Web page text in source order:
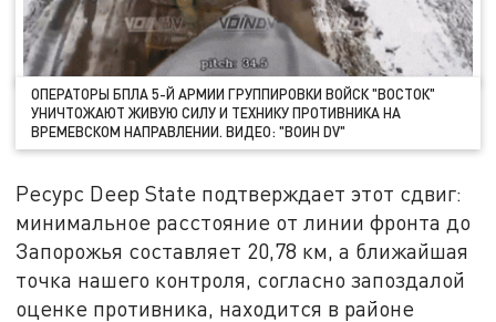
ОПЕРАТОРЫ БПЛА 5-Й АРМИИ ГРУППИРОВКИ ВОЙСК "ВОСТОК"
УНИЧТОЖАЮТ ЖИВУЮ СИЛУ И ТЕХНИКУ ПРОТИВНИКА НА
ВРЕМЕВСКОМ НАПРАВЛЕНИИ. ВИДЕО: "ВОИН DV"
Ресурс Deep State подтверждает этот сдвиг:
минимальное расстояние от линии фронта до
Запорожья составляет 20,78 км, а ближайшая
точка нашего контроля, согласно запоздалой
оценке противника, находится в районе